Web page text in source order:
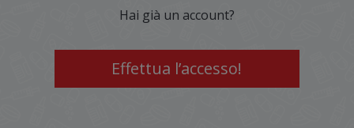
Hai già un account?